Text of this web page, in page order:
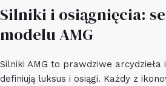
Silniki i osiągnięcia:
modelu AMG
Silniki AMG to prawdziwe arcydzieła
definiują luksus i osiągi. Każdy z